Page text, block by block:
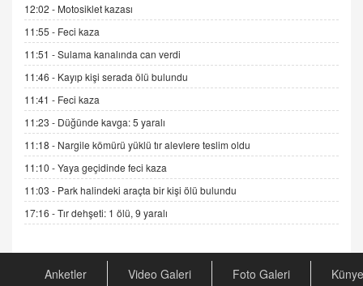
DR. EKREM ASLAN
Gerçek Ne, Algı Ne? "Beraber Yürüyoruz"
Cümlesinin Peşinden
19.07.2025 12:45
GÖNÜL MENEKŞE
Şifacının Yolu
04.11.2025 12:56
AV. RÜMEYSA ÖZKALE
Kira Uyuşmazlıklarında Dava Açmadan Önce
Arabulucuya Başvuru Şartı
CAN UĞURATEŞ
Değişen yapısıyla Suriye
12:02 - Motosiklet kazası
11:55 - Feci kaza
11:51 -Sulama kanalında can verdi
11:46 - Kayıp kişi serada ölü bulundu
11:41 - Feci kaza
11:23 - Düğünde kavga: 5 yaralı
11:18 - Nargile kömürü yüklü tır alevlere teslim oldu
11:10 -Yaya geçidinde feci kaza
11:03 - Park halindeki araçta bir kişi ölü bulundu
17:16 -Tır dehşeti: 1 ölü, 9 yaralı
Anketler Video Galeri Foto Galeri Künye